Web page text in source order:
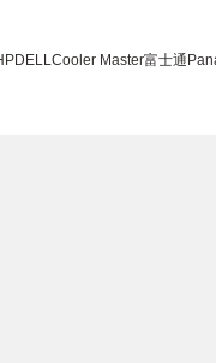
DELLCooler Master富士通